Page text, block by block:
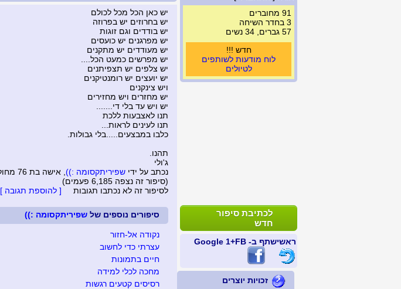
91 מחוברים
3 בחדר השיחה
57 גברים, 34 נשים
חדש !!!
לוח מודעות לשותפים
לטיולים
לכתיבת סיפור
חדש
ראשישתף ב- FB +1 Google
זכויות יוצרים
יש כאן הכל מכל לכולם
יש בחרוזים יש בפרוזה
יש בודדים וגם זוגות
יש מפרגנים יש כועסים
יש מעודדים יש מתקנים
יש מפרשים כמעט הכל....
יש צלפים יש תצפיתנים
יש יועצים יש רומנטיקנים
ויש צינקנים
יש מחזרים ויש מחזירים
יש ויש עד בלי די.......
תנו לאצבעות ללכת
תנו לעינים לראות...
כלבו במבצעים.....בלי גבולות.
תהנו.
ג'ולי
נכתב על ידי שפיריתקסומה :)) , אישה בת 76 מחולון, בתאריך 10/07/2009
(סיפור זה נצפה 6,185 פעמים)
לסיפור זה לא נכתבו תגובות [ להוספת תגובה ]
סיפורים נוספים של שפיריתקסומה :))
נקודה אל-חזור
עצרתי כדי לחשוב
חיים בתמונות
מחכה לכלי למידה
רסיסים קטעים רגשות